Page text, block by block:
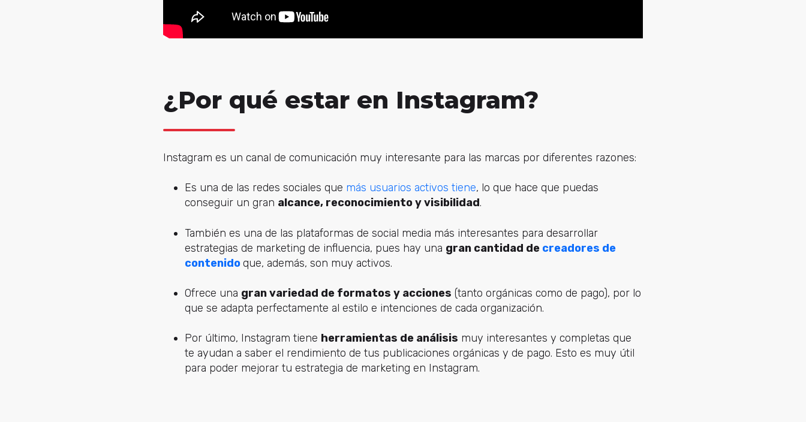
¿Por qué estar en Instagram?
Instagram es un canal de comunicación muy interesante para las marcas por diferentes razones:
Es una de las redes sociales que más usuarios activos tiene, lo que hace que puedas
conseguir un gran alcance, reconocimiento y visibilidad.
También es una de las plataformas de social media más interesantes para desarrollar
estrategias de marketing de influencia, pues hay una gran cantidad de creadores de
contenidoque, además, son muy activos.
Ofrece una gran variedad de formatos y acciones (tanto orgánicas como de pago), por lo
que se adapta perfectamente al estilo e intenciones de cada organización.
Por último, Instagram tiene herramientas de análisis muy interesantes y completas que
te ayudan a saber el rendimiento de tus publicaciones orgánicas y de pago. Esto es muy útil
para poder mejorar tu estrategia de marketing en Instagram.